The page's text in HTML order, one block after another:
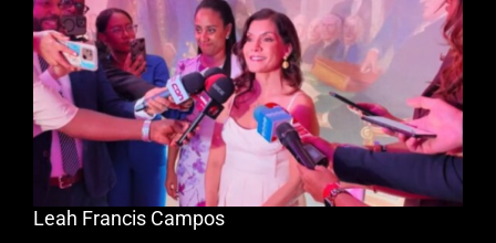
Leah Francis Campos